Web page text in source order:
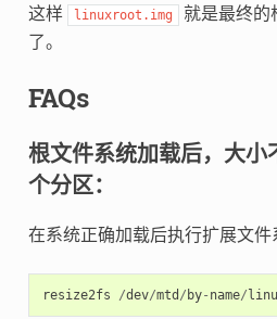
这样 linuxroot.img
就是最终的
了。
FAQs
根文件系统加载后，大小
个分区：
在系统正确加载后执行扩展文件
resize2fs /dev/mtd / by- name/